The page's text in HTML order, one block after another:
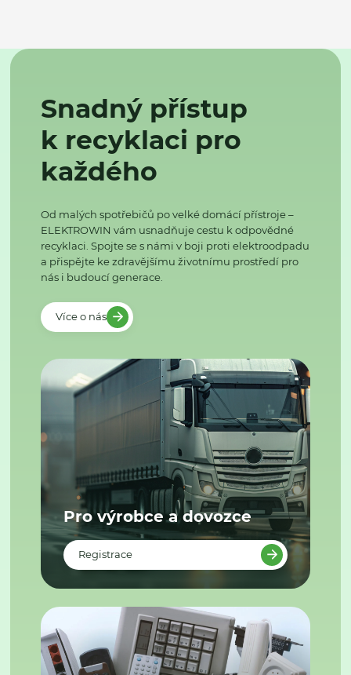
Snadný přístup
k recyklaci pro
každého
Od malých spotřebičů po velké domácí přístroje –
ELEKTROWIN vám usnadňuje cestu k odpovědné
recyklaci. Spojte se s námi v boji proti elektroodpadu
a přispějte ke zdravějšímu životnímu prostředí pro
nás i budoucí generace.
Více o nás
Pro výrobce a dovozce
Registrace